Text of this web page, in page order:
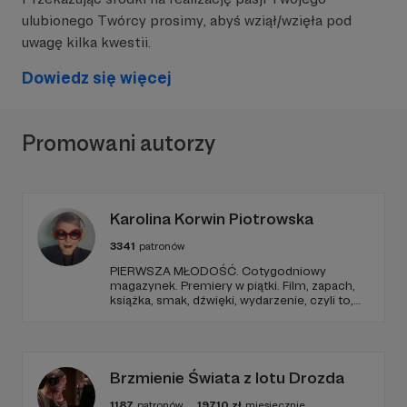
ludźmi, którzy niekoniecznie z jedzeniem się
kojarzą!
Podcast o historii kuchni i kuchennych historiach!
Każdy odcinek to fascynująca podróż do
ulubionego Twórcy prosimy, abyś wziął/wzięła pod
uwagę kilka kwestii.
Dowiedz się więcej
Promowani autorzy
Karolina Korwin Piotrowska
3341 patronów
PIERWSZA MŁODOŚĆ. Cotygodniowy
magazynek. Premiery w piątki. Film, zapach,
książka, smak, dźwięki, wydarzenie, czyli to,
Brzmienie Świata z lotu Drozda